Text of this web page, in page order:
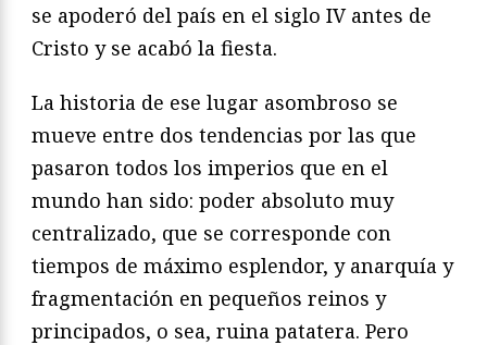
se apoderó del país en el siglo IV antes de
Cristo y se acabó la fiesta.
La historia de ese lugar asombroso se
mueve entre dos tendencias por las que
pasaron todos los imperios que en el
mundo han sido: poder absoluto muy
centralizado, que se corresponde con
tiempos de máximo esplendor, y anarquía y
fragmentación en pequeños reinos y
principados, o sea, ruina patatera. Pero